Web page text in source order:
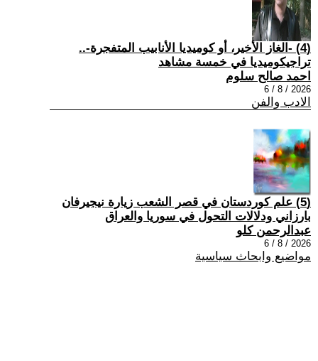
(4) -الغاز الأخير، أو كوميديا الأنابيب المتفجرة-..
تراجيكوميديا في خمسة مشاهد
احمد صالح سلوم
2026 / 8 / 6
الادب والفن
(5) علم كوردستان في قصر الشعب زيارة نيجيرفان
بارزاني ودلالات التحول في سوريا والعراق
عبدالرحمن كلو
2026 / 8 / 6
مواضيع وابحاث سياسية